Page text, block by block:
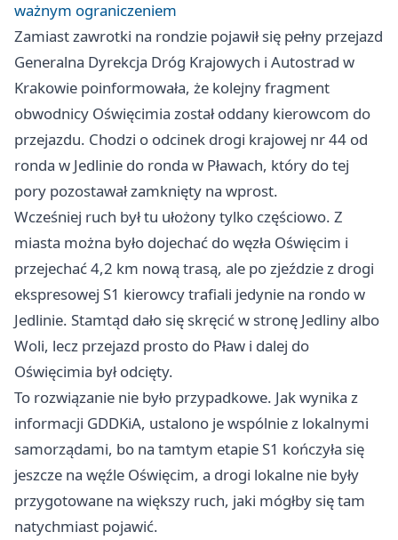
ważnym ograniczeniem
Zamiast zawrotki na rondzie pojawił się pełny przejazd
Generalna Dyrekcja Dróg Krajowych i Autostrad w
Krakowie poinformowała, że kolejny fragment
obwodnicy Oświęcimia został oddany kierowcom do
przejazdu. Chodzi o odcinek drogi krajowej nr 44 od
ronda w Jedlinie do ronda w Pławach, który do tej
pory pozostawał zamknięty na wprost.
Wcześniej ruch był tu ułożony tylko częściowo. Z
miasta można było dojechać do węzła Oświęcim i
przejechać 4,2 km nową trasą, ale po zjeździe z drogi
ekspresowej S1 kierowcy trafiali jedynie na rondo w
Jedlinie. Stamtąd dało się skręcić w stronę Jedliny albo
Woli, lecz przejazd prosto do Pław i dalej do
Oświęcimia był odcięty.
To rozwiązanie nie było przypadkowe. Jak wynika z
informacji GDDKiA, ustalono je wspólnie z lokalnymi
samorządami, bo na tamtym etapie S1 kończyła się
jeszcze na węźle Oświęcim, a drogi lokalne nie były
przygotowane na większy ruch, jaki mógłby się tam
natychmiast pojawić.